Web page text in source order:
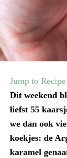
Jump to Recipe
Dit weekend
liefst 55
we dan ook
koekjes: de
karamel